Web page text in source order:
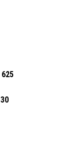
625
30